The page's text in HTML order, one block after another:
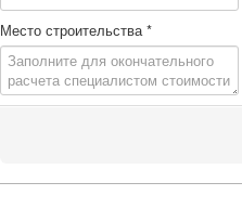
Место строительства*